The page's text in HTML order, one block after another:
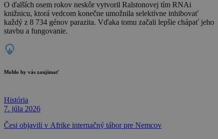
O ďalších osem rokov neskôr vytvoril Ralstonovej tím RNAi
knižnicu, ktorá vedcom konečne umožnila selektívne inhibovať
každý z 8 734 génov parazita. Vďaka tomu začali lepšie chápať jeho
stavbu a fungovanie.
Mohlo by vás zaujímať
História
7. júla 2026
Česi objavili v Afrike internačný tábor pre Nemcov